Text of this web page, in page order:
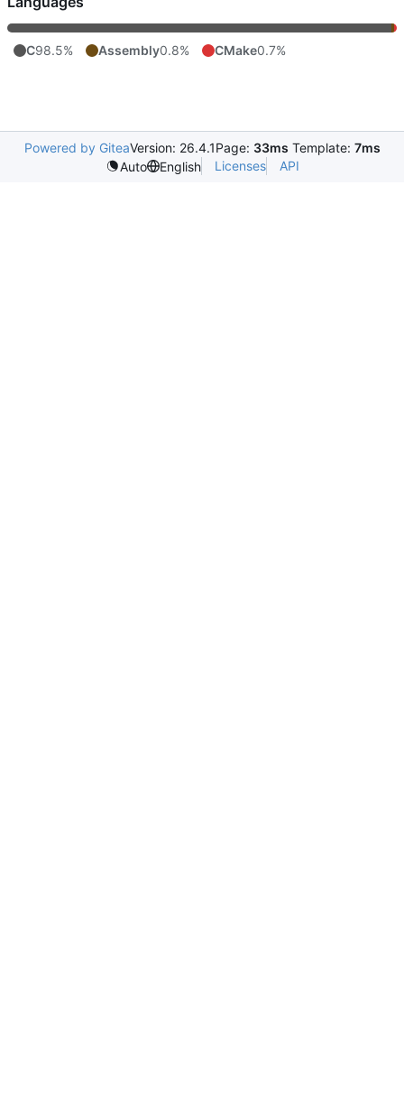
C98.5% Assembly0.8% CMake0.7%
Powered by GiteaVersion: 26.4.1Page: 33ms Template: 7ms
Auto
English Licenses API